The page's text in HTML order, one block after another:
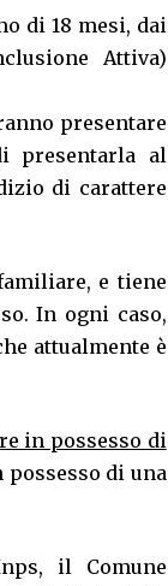
di 18 mesi, dai
Attiva)
presentare
presentarla al
di carattere
e tiene
In ogni caso,
attualmente è
in possesso di
possesso di una
il Comune